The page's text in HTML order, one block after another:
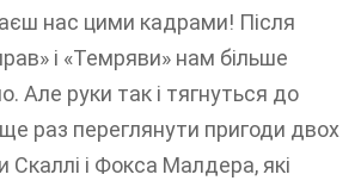
нас цими кадрами! Після
і «Темряви» нам більше
Але руки так і тягнуться до
раз переглянути пригоди двох
Скаллі і Фокса Малдера, які